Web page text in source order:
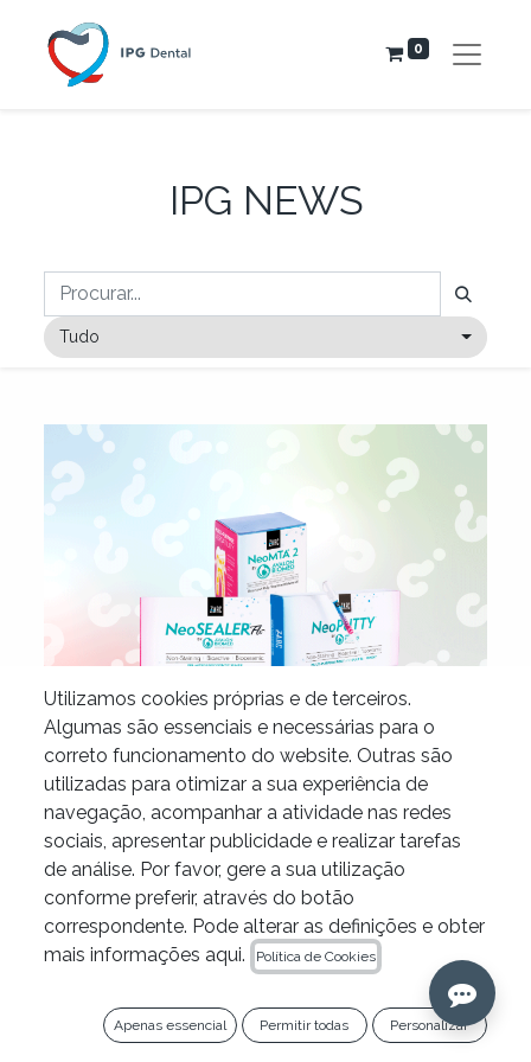
0
IPG NEWS
Tudo
Biocerámicos Zarc:
soluciones avanzadas que
promueven la generación de
hidroxiapatita
17 de mayo de 2026
Utilizamos cookies próprias e de terceiros.
Algumas são essenciais e necessárias para o
correto funcionamento do website. Outras são
utilizadas para otimizar a sua experiência de
navegação, acompanhar a atividade nas redes
sociais, apresentar publicidade e realizar tarefas
de análise. Por favor, gere a sua utilização
conforme preferir, através do botão
correspondente. Pode alterar as definições e obter
mais informações aqui.
Política de Cookies
Apenas essencial Permitir todas Personalizar